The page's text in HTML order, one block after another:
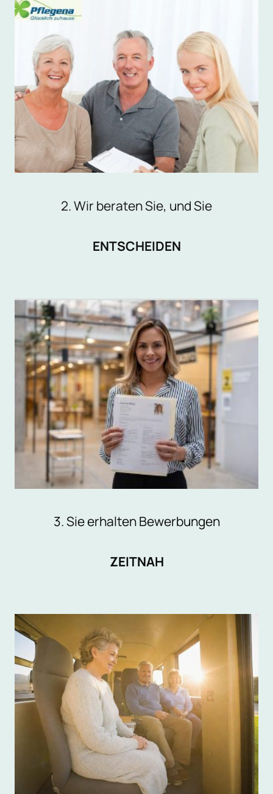
2. Wir beraten Sie, und Sie
ENTSCHEIDEN
3. Sie erhalten Bewerbungen
ZEITNAH